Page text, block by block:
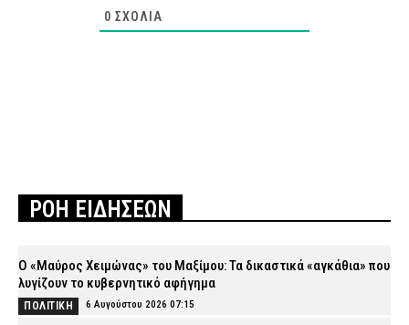
0 ΣΧΌΛΙΑ
ΡΟΗ ΕΙΔΗΣΕΩΝ
Ο «Μαύρος Χειμώνας» του Μαξίμου: Τα δικαστικά «αγκάθια» που
λυγίζουν το κυβερνητικό αφήγημα
ΠΟΛΙΤΙΚΗ 6 Αυγούστου 2026 07:15